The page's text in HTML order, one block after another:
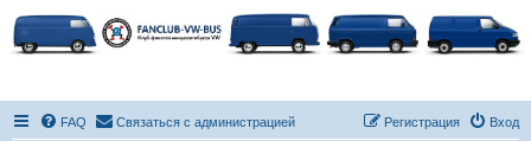
FAQ Связаться с администрацией Вход
Регистрация